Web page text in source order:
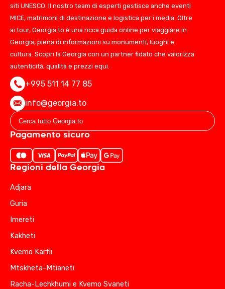
siti UNESCO. Il nostro team di esperti gestisce anche eventi
MICE, matrimoni di destinazione e logistica per i media. Oltre
ai tour, Georgia.to è una ricca guida online per viaggiare in
Georgia, piena di informazioni su monumenti, luoghi e
cultura. Scopri la Georgia con un partner fidato che valorizza
autenticità, qualità e prezzi equi.
+995 511 14 77 85
info@georgia.to
Pagamento sicuro
Regioni della Georgia
Adjara
Guria
Imereti
Kakheti
Kvemo Kartli
Mtskheta-Mtianeti
Racha-Lechkhumi e Kvemo Svaneti